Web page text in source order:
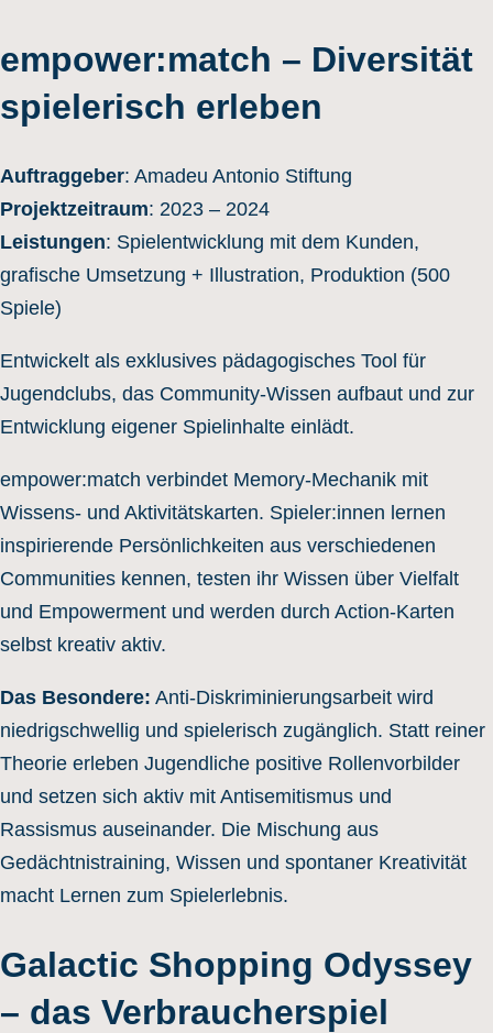
empower:match – Diversität
spielerisch erleben
Auftraggeber: Amadeu Antonio Stiftung
Projektzeitraum: 2023 – 2024
Leistungen: Spielentwicklung mit dem Kunden,
grafische Umsetzung + Illustration, Produktion (500
Spiele)
Entwickelt als exklusives pädagogisches Tool für
Jugendclubs, das Community-Wissen aufbaut und zur
Entwicklung eigener Spielinhalte einlädt.
empower:match verbindet Memory-Mechanik mit
Wissens- und Aktivitätskarten. Spieler:innen lernen
inspirierende Persönlichkeiten aus verschiedenen
Communities kennen, testen ihr Wissen über Vielfalt
und Empowerment und werden durch Action-Karten
selbst kreativ aktiv.
Das Besondere: Anti-Diskriminierungsarbeit wird
niedrigschwellig und spielerisch zugänglich. Statt reiner
Theorie erleben Jugendliche positive Rollenvorbilder
und setzen sich aktiv mit Antisemitismus und
Rassismus auseinander. Die Mischung aus
Gedächtnistraining, Wissen und spontaner Kreativität
macht Lernen zum Spielerlebnis.
Galactic Shopping Odyssey
– das Verbraucherspiel